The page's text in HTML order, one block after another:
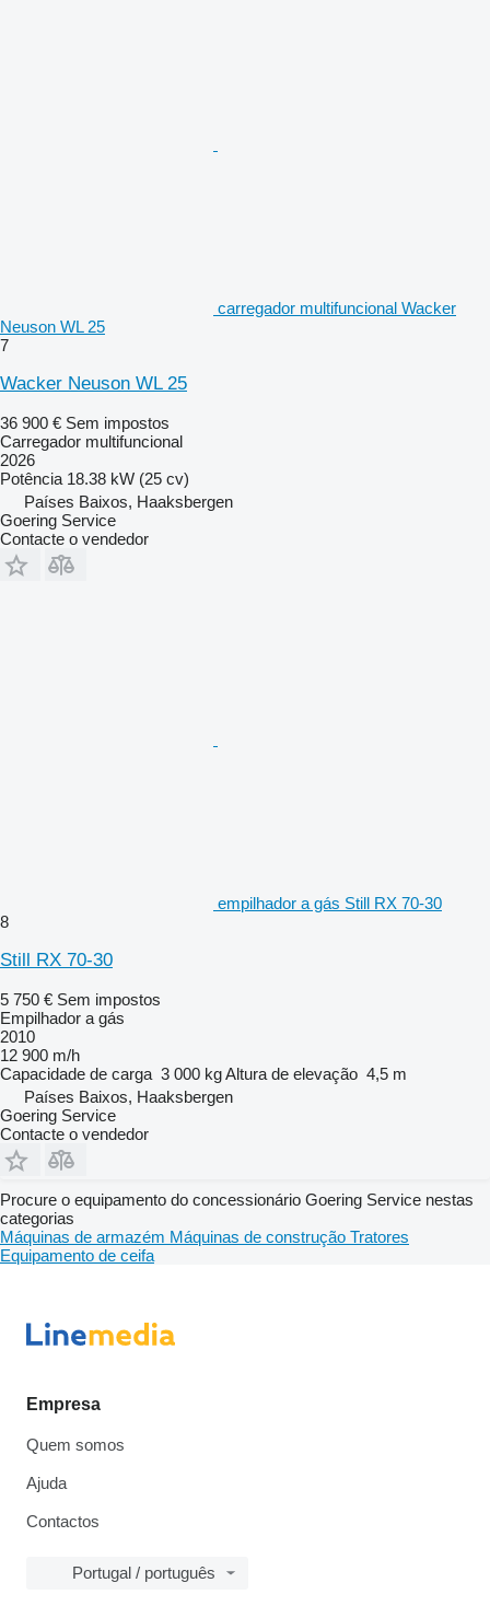
carregador multifuncional Wacker
Neuson WL 25
7
Wacker Neuson WL 25
36 900 € Sem impostos
Carregador multifuncional
2026
Potência 18.38 kW (25 cv)
Países Baixos, Haaksbergen
Goering Service
Contacte o vendedor
empilhador a gás Still RX 70-30
8
Still RX 70-30
5 750 € Sem impostos
Empilhador a gás
2010
12 900 m/h
Capacidade de carga 3 000 kgAltura de elevação 4,5 m
Países Baixos, Haaksbergen
Goering Service
Contacte o vendedor
Procure o equipamento do concessionário Goering Service nestas
categorias
Máquinas de armazém Máquinas de construção Tratores
Equipamento de ceifa
Empresa
Quem somos
Ajuda
Contactos
Portugal / português